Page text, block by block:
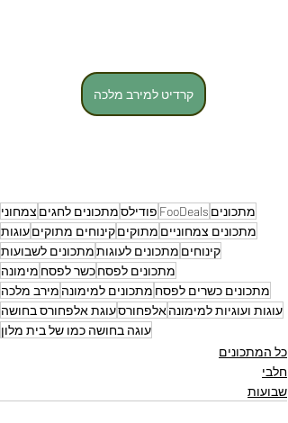
קרדיט למירב מלכה
מתכונים FooDeals פודילסמתכונים לחגים צמחוני
מתכונים צמחוניים מתוקיםקינוחים מתוקיםעוגות
קינוחים מתכונים לעוגותמתכונים לשבועות
מתכונים לפסחכשר לפסח מימונה
מתכונים כשרים לפסח מתכונים למימונה מירב מלכה
עוגות ועוגיות למימונהאלפחורסעוגת אלפחורס בחושה
עוגה בחושה כמו של בית מלון
כל המתכונים
חלבי
שבועות